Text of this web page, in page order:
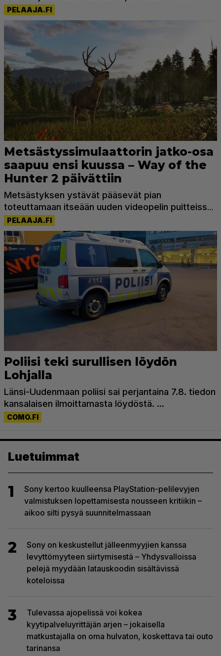
Luetuimmat
1
Sony kertoo kuulleensa PlayStation-pelilevyjen
valmistuksen lopettamisesta nousseen kritiikin –
aikoo silti pysyä suunnitelmassaan
2
Sony on keskustellut jälleenmyyjien kanssa
levyttömyyteen siirtymisestä – Yhdysvalloissa
pelejä myydään latauskoodin sisältävissä
koteloissa
3
Tulevassa ajopelissä voi kokea
kyytipalveluyrittäjän arjen – jokaisella
matkustajalla on oma hulvaton, koskettava tai outo
tarinansa